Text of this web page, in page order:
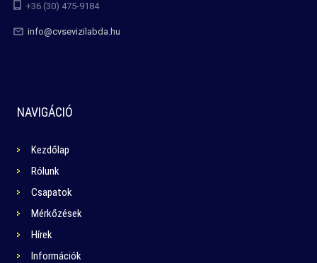
+36 (30) 475-9184
info@cvsevizilabda.hu
NAVIGÁCIÓ
Kezdőlap
Rólunk
Csapatok
Mérkőzések
Hírek
Információk